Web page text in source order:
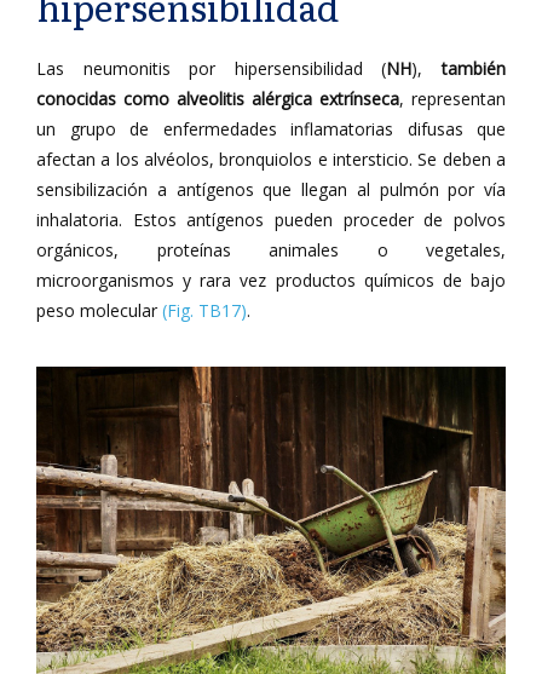
Las neumonitis por hipersensibilidad (NH),también
conocidas como alveolitis alérgica extrínseca, representan
un grupo de enfermedades inflamatorias difusas que
afectan a los alvéolos, bronquiolos e intersticio. Se deben a
sensibilización a antígenos que llegan al pulmón por vía
inhalatoria. Estos antígenos pueden proceder de polvos
orgánicos, proteínas animales o vegetales,
microorganismos y rara vez productos químicos de bajo
peso molecular (Fig. TB17).